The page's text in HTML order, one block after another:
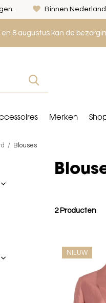
en 8 augustus kan de
Merken
Binnen
Blouses
2 Producten
NIEUW